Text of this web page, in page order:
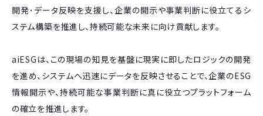
開発･データ反映を支援し、企業の開⽰や事業判断に役立てるシ
ステム構築を推進し、持続可能な未来に向け貢献します。
aiESGは、この現場の知見を基盤に現実に即したロジックの開発
を進め、システムへ迅速にデータを反映させることで、企業のESG
情報開示や、持続可能な事業判断に真に役立つプラットフォーム
の確立を推進します。